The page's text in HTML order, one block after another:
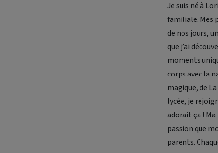
Je suis né à
familiale. Mes
de nos jours,
que j’ai
moments
corps avec la
magique, de
lycée, je
adorait ça !
passion que
parents.